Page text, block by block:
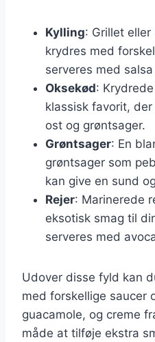
Kylling: Grillet
krydres med
serveres med
Oksekød:
klassisk favorit,
ost og grøntsager.
Grøntsager: En
grøntsager som
kan give en sund
Rejer: Marinerede
eksotisk smag til
serveres med
Udover disse fyld kan
med forskellige saucer
guacamole, og creme
måde at tilføje ekstra